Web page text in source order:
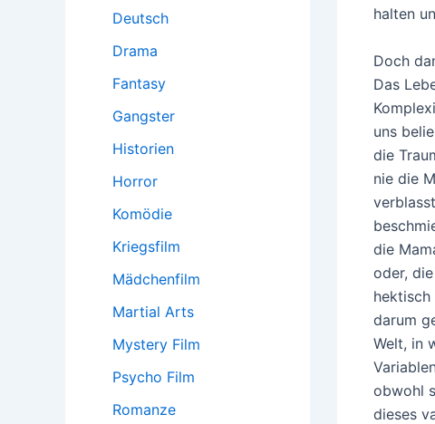
Deutsch
Drama
Fantasy
Gangster
Historien
Horror
Komödie
Kriegsfilm
Mädchenfilm
Martial Arts
Mystery Film
Psycho Film
Romanze
halten
Doch
Das
uns
die
nie die
die
oder,
hektisch
darum
Welt, in
obwohl
dieses